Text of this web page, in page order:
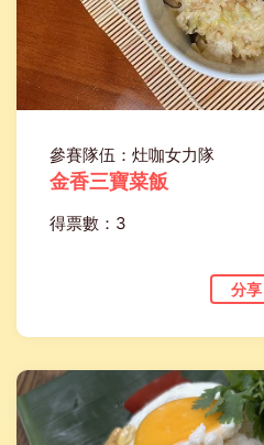
參賽隊伍：灶咖女力隊
金香三寶菜飯
得票數：3
分享